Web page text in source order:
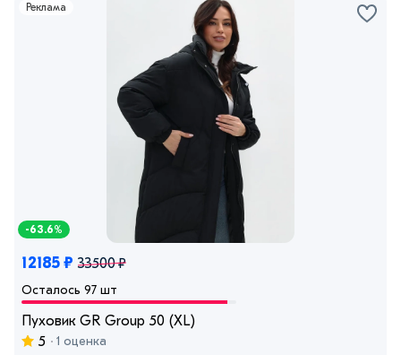
Реклама
-63.6%
12185 ₽ 33500 ₽
Осталось 97 шт
Пуховик GR Group 50 (XL)
5
1 оценка